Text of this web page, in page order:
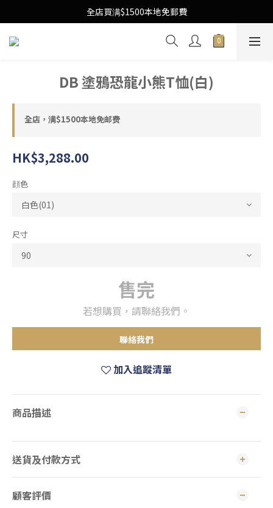
Free Local Shipping Upon $1500 purchase
全店買满$1500本地免郵費
Free Local Shipping Upon $1500 purchase
DB 塗鴉恐龍小熊T恤(白)
全店，满$1500本地免邮费
HK$3,288.00
顔色
尺寸
售完
若想購買，請聯絡我們。
聯絡我們
加入追蹤清單
商品描述
送貨及付款方式
顧客評價